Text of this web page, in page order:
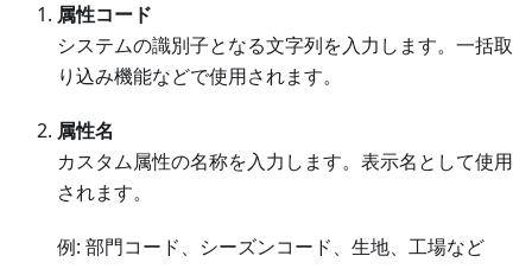
属性コード
システムの識別子となる文字列を入力します。一括取
り込み機能などで使用されます。
属性名
カスタム属性の名称を入力します。表示名として使用
されます。
例: 部門コード、シーズンコード、生地、工場など